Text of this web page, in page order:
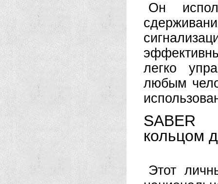
Он
легко
любым
SABER
кольцом
Этот